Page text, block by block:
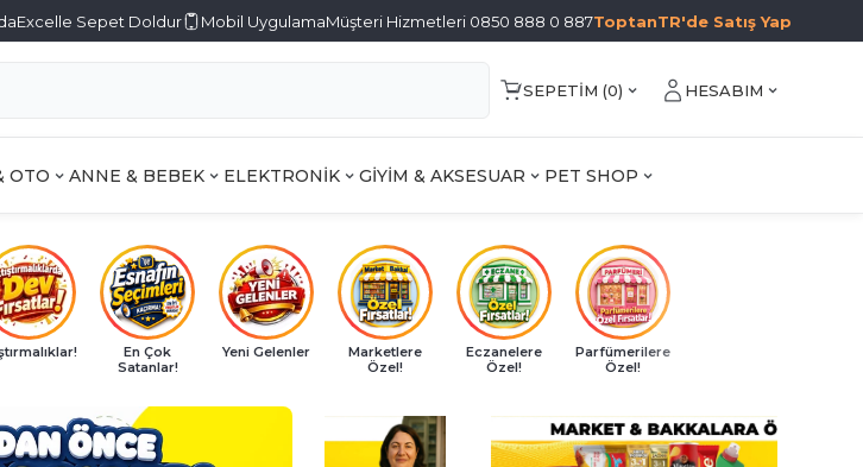
Excelle Sepet Doldur Mobil UygulamaMüşteri Hizmetleri 0850 888 0 887ToptanTR'de Satış Yap
SEPETIM (0) HESABIM
OTO ANNE & BEBEK ELEKTRONİK GİYİM & AKSESUAR PET SHOP
En Çok
Satanlar!
Yeni Gelenler
Marketlere
Özel!
Eczanelere
Özel!
Parfümerilere
Özel!